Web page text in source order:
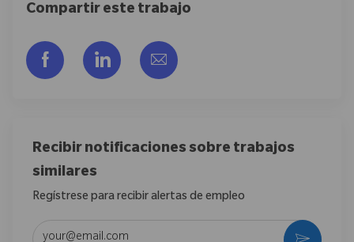
Compartir este trabajo
Compartir a través de Facebook
Compartir a través de LinkedIn
Compartir por correo
Recibir notificaciones sobre trabajos
similares
Regístrese para recibir alertas de empleo
Introduzca la dirección de correo electrónico (obligatorio)
Activar